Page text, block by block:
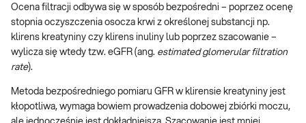
Ocena filtracji odbywa się w sposób bezpośredni – poprzez ocenę
stopnia oczyszczenia osocza krwi z określonej substancji np.
klirens kreatyniny czy klirens inuliny lub poprzez szacowanie –
wylicza się wtedy tzw. eGFR (ang. estimated glomerular filtration
rate).
Metoda bezpośredniego pomiaru GFR w klirensie kreatyniny jest
kłopotliwa, wymaga bowiem prowadzenia dobowej zbiórki moczu,